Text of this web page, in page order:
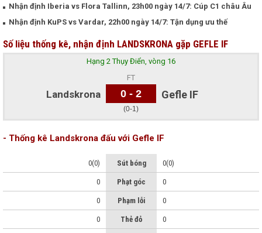
Nhận định Iberia vs Flora Tallinn, 23h00 ngày 14/7: Cúp C1 châu Âu
Nhận định KuPS vs Vardar, 22h00 ngày 14/7: Tận dụng ưu thế
Số liệu thống kê, nhận định LANDSKRONA gặp GEFLE IF
Hạng 2 Thụy Điển, vòng 16
Landskrona
FT
0 - 2
(0-1)
Gefle IF
- Thống kê Landskrona đấu với Gefle IF
0(0) Sút bóng 0(0)
0 Phạt góc 0
0 Phạm lỗi 0
0 Thẻ đỏ 0